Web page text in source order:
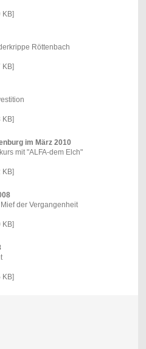
KB]
Röttenbach
KB]
KB]
im März 2010
mit "ALFA-dem Elch"
KB]
der Vergangenheit
KB]
KB]